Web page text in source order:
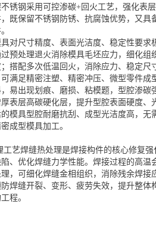
锈钢采用可控渗碳+回火工艺，强化表
既保留不锈钢防锈、抗腐蚀优势，又
对尺寸精度、表面光洁度、稳定性要
预处理退火消除模具毛坯应力，细化
搭配多次低温回火，消除应力、稳定
满足精密注塑、精密冲压、微型零件
易出现划痕、磨损、粘模题，型腔渗
表层高碳硬化层，提升型腔表面硬度
模具型腔耐磨抗刮、成型光洁度高，
成型模具加工。
工艺焊缝热处理是焊接构件的核心修复
、优化焊缝力学性能。焊接过程的高
，可细化焊缝金相组织，消除残余焊
焊缝开裂、变形、疲劳失效，提升整
程。